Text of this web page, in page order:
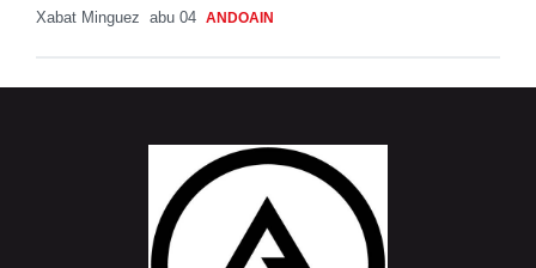
Xabat Minguez abu 04 ANDOAIN